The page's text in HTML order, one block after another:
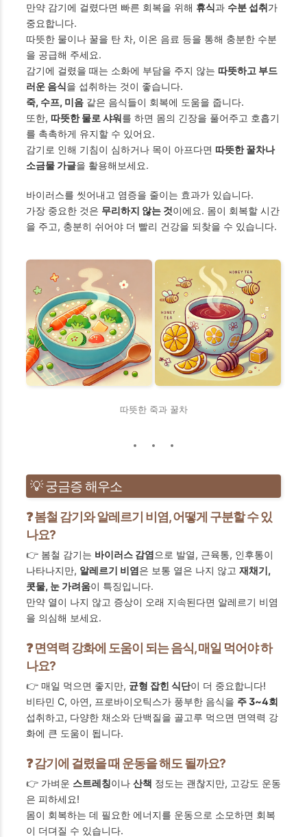
만약 감기에 걸렸다면 빠른 회복을 위해 휴식과 수분 섭취가
중요합니다.
따뜻한 물이나 꿀을 탄 차, 이온 음료 등을 통해 충분한 수분
을 공급해 주세요.
감기에 걸렸을 때는 소화에 부담을 주지 않는 따뜻하고 부드
러운 음식을 섭취하는 것이 좋습니다.
죽, 수프, 미음 같은 음식들이 회복에 도움을 줍니다.
또한, 따뜻한 물로 샤워를 하면 몸의 긴장을 풀어주고 호흡기
를 촉촉하게 유지할 수 있어요.
감기로 인해 기침이 심하거나 목이 아프다면 따뜻한 꿀차나
소금물 가글을 활용해보세요.
바이러스를 씻어내고 염증을 줄이는 효과가 있습니다.
가장 중요한 것은 무리하지 않는 것이에요. 몸이 회복할 시간
을 주고, 충분히 쉬어야 더 빨리 건강을 되찾을 수 있습니다.
따뜻한 죽과 꿀차
💡 궁금증 해우소
❓ 봄철 감기와 알레르기 비염, 어떻게 구분할 수 있
나요?
👉 봄철 감기는 바이러스 감염으로 발열, 근육통, 인후통이
나타나지만, 알레르기 비염은 보통 열은 나지 않고 재채기,
콧물, 눈 가려움이 특징입니다.
만약 열이 나지 않고 증상이 오래 지속된다면 알레르기 비염
을 의심해 보세요.
❓ 면역력 강화에 도움이 되는 음식, 매일 먹어야 하
나요?
👉 매일 먹으면 좋지만, 균형 잡힌 식단이 더 중요합니다!
비타민 C, 아연, 프로바이오틱스가 풍부한 음식을 주 3~4회
섭취하고, 다양한 채소와 단백질을 골고루 먹으면 면역력 강
화에 큰 도움이 됩니다.
❓ 감기에 걸렸을 때 운동을 해도 될까요?
👉 가벼운 스트레칭이나 산책 정도는 괜찮지만, 고강도 운동
은 피하세요!
몸이 회복하는 데 필요한 에너지를 운동으로 소모하면 회복
이 더뎌질 수 있습니다.